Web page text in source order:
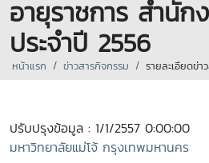
อายุราชการ สำนัก
ประจำปี 2556
หน้าแรก ข่าวสารกิจกรรม รายละเอียดข่า
ปรับปรุงข้อมูล : 1/1/2557 0:00:00
มหาวิทยาลัยแม่โจ้ กรุงเทพมหานคร